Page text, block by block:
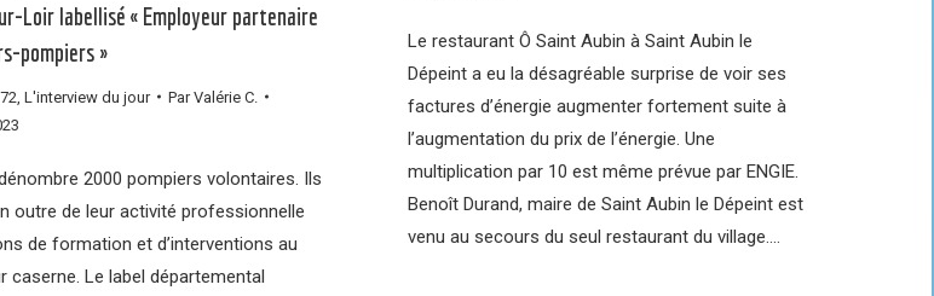
Le restaurant Ô Saint Aubin à Saint Aubin le
Dépeint a eu la désagréable surprise de voir ses
factures d’énergie augmenter fortement suite à
l’augmentation du prix de l’énergie. Une
multiplication par 10 est même prévue par ENGIE.
Benoît Durand, maire de Saint Aubin le Dépeint est
venu au secours du seul restaurant du village.…
Loir labellisé « Employeur partenaire
pompiers »
L'interview du jour ParValérie C.
2000 pompiers volontaires. Ils
outre de leur activité professionnelle
de formation et d’interventions au
caserne. Le label départemental